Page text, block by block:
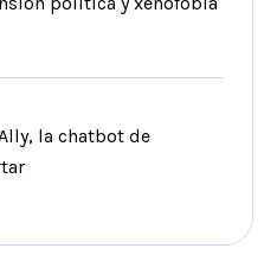
la chatbot de